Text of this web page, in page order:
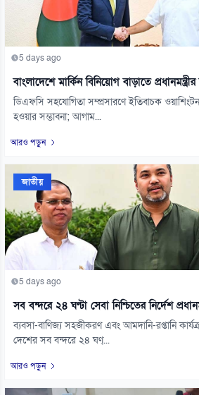
5 days ago
বাংলাদেশে মার্কিন বিনিয়োগ বাড়াতে
ডিএফসি সহযোগিতা সম্প্রসারণে ইতিবাচক
হওয়ার সম্ভাবনা; আগাম...
আরও পড়ুন
জাতীয়
5 days ago
সব বন্দরে ২৪ ঘণ্টা সেবা নিশ্চিতের নির্দেশ
ব্যবসা-বাণিজ্য সহজীকরণ এবং আমদানি-রপ্তানি
দেশের সব বন্দরে ২৪ ঘণ্...
আরও পড়ুন